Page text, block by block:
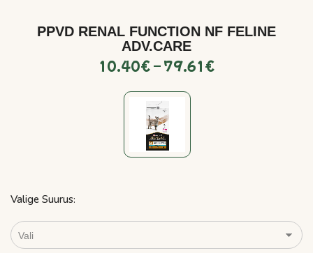
PPVD RENAL FUNCTION NF FELINE
ADV.CARE
10.40€– 79.61€
Valige Suurus